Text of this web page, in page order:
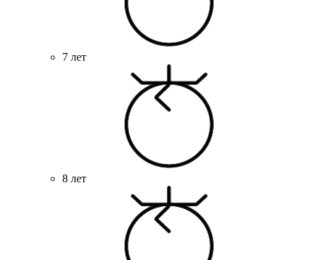
7 лет
8 лет